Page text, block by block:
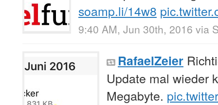
soamp.li/14w8
9:40 AM, Jun 30th, 2016 via
RafaelZeier
Update mal wieder
Megabyte.